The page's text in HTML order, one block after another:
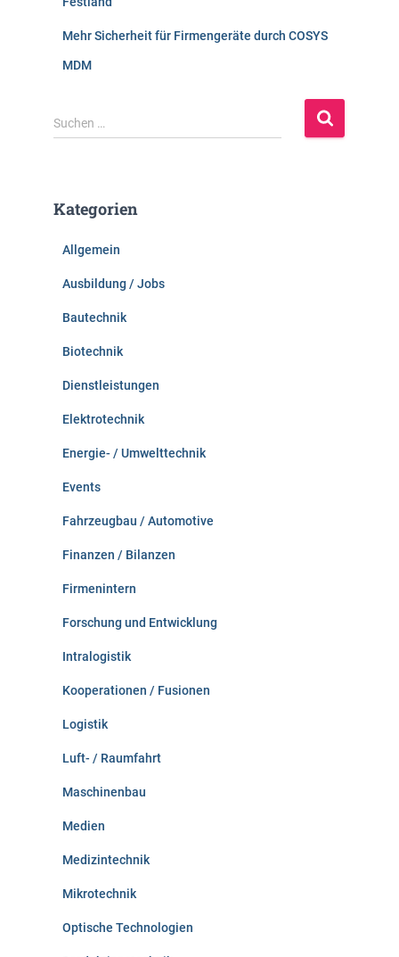
Mehr Sicherheit für Firmengeräte durch COSYS
MDM
S
u
n
Suchen …
Kategorien
Allgemein
Ausbildung / Jobs
Bautechnik
Biotechnik
Dienstleistungen
Elektrotechnik
Energie- / Umwelttechnik
Events
Fahrzeugbau / Automotive
Finanzen / Bilanzen
Firmenintern
Forschung und Entwicklung
Intralogistik
Kooperationen / Fusionen
Logistik
Luft- / Raumfahrt
Maschinenbau
Medien
Medizintechnik
Mikrotechnik
Optische Technologien